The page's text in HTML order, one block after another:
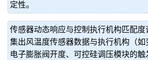
定性。
传感器动态响应与控制执行机构匹配度
集出风温度传感器数据与执行机构（如
电子膨胀阀开度、可控硅调压模块的